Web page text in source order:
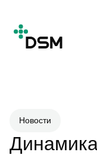
Новости